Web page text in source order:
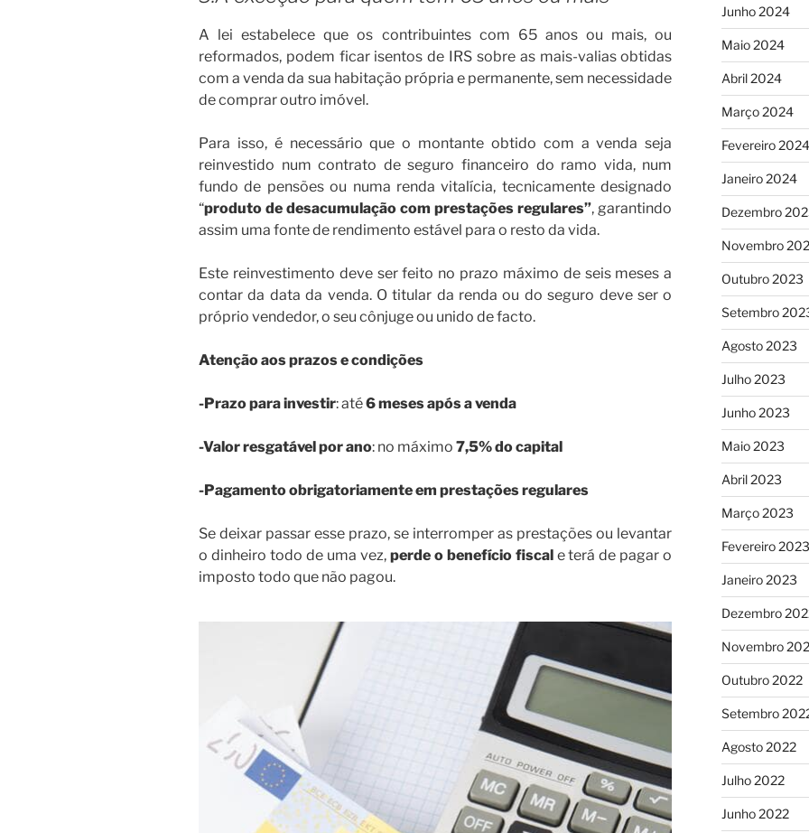
A lei estabelece que os contribuintes com 65 anos ou mais, ou
reformados, podem ficar isentos de IRS sobre as mais-valias obtidas
com a venda da sua habitação própria e permanente, sem necessidade
de comprar outro imóvel.
Para isso, é necessário que o montante obtido com a venda seja
reinvestido num contrato de seguro financeiro do ramo vida, num
fundo de pensões ou numa renda vitalícia, tecnicamente designado
“produto de desacumulação com prestações regulares”, garantindo
assim uma fonte de rendimento estável para o resto da vida.
Este reinvestimento deve ser feito no prazo máximo de seis meses a
contar da data da venda. O titular da renda ou do seguro deve ser o
próprio vendedor, o seu cônjuge ou unido de facto.
Atenção aos prazos e condições
-Prazo para investir: até6 meses após a venda
-Valor resgatável por ano: no máximo 7,5% do capital
-Pagamento obrigatoriamente em prestações regulares
Se deixar passar esse prazo, se interromper as prestações ou levantar
o dinheiro todo de uma vez, perde o benefício fiscale terá de pagar o
imposto todo que não pagou.
Junho 2024
Maio 2024
Abril 2024
Março 2024
Fevereiro 2024
Janeiro 2024
Dezembro
Novembro
Outubro 2023
Setembro
Agosto 2023
Julho 2023
Junho 2023
Maio 2023
Abril 2023
Março 2023
Fevereiro 2023
Janeiro 2023
Dezembro
Novembro
Outubro 2022
Setembro
Agosto 2022
Julho 2022
Junho 2022